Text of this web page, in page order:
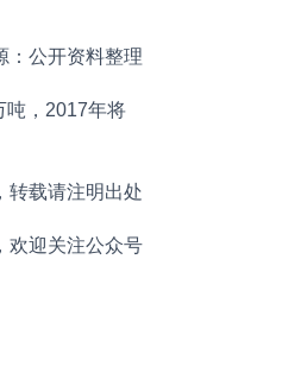
：公开资料整理
吨，2017年将
转载请注明出处
欢迎关注公众号